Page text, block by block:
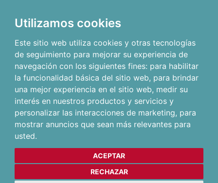
Utilizamos cookies
Este sitio web utiliza cookies y otras tecnologías
de seguimiento para mejorar su experiencia de
navegación con los siguientes fines: para habilitar
la funcionalidad básica del sitio web, para brindar
una mejor experiencia en el sitio web, medir su
interés en nuestros productos y servicios y
personalizar las interacciones de marketing, para
mostrar anuncios que sean más relevantes para
usted.
ACEPTAR
RECHAZAR